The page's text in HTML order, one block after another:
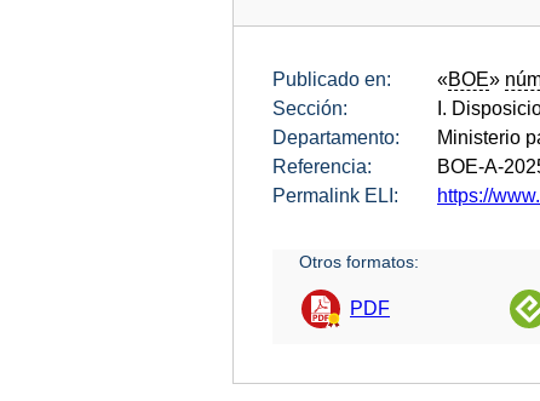
Publicado en: «BOE»
Sección:
I.
Departamento:
Ministerio
Referencia:
BOE-A-
Permalink ELI:
https://
Otros formatos:
PDF